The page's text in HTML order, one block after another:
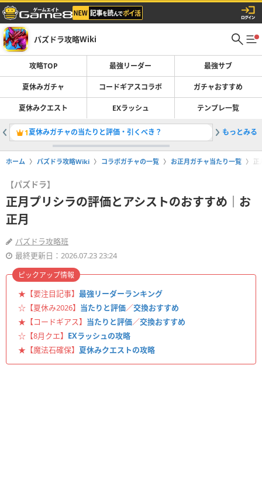
パズドラ攻略Wiki
攻略TOP 最強リーダー 最強サブ
夏休みガチャ コードギアスコラボ ガチャおすすめ
夏休みクエスト EXラッシュ テンプレ一覧
1夏休みガチャの当たりと評価・引くべき？ 2最強リ
もっとみる
ホーム パズドラ攻略Wiki コラボガチャの一覧 お正月ガチャ当たり一覧 正
【パズドラ】
正月プリシラの評価とアシストのおすすめ｜お
正月
パズドラ攻略班
最終更新日：2026.07.23 23:24
★【要注目記事】 最強リーダーランキング
☆【夏休み2026】 当たりと評価／交換おすすめ
★【コードギアス】 当たりと評価／交換おすすめ
☆【8月クエ】 EXラッシュの攻略
★【魔法石確保】 夏休みクエストの攻略
ピックアップ情報